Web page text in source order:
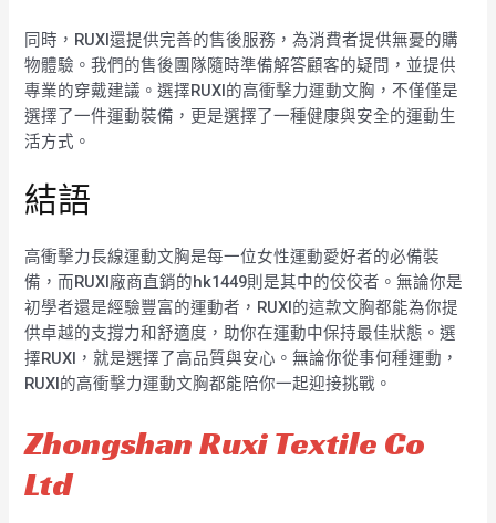
同時，RUXI還提供完善的售後服務，為消費者提供無憂的購
物體驗。我們的售後團隊隨時準備解答顧客的疑問，並提供
專業的穿戴建議。選擇RUXI的高衝擊力運動文胸，不僅僅是
選擇了一件運動裝備，更是選擇了一種健康與安全的運動生
活方式。
結語
高衝擊力長線運動文胸是每一位女性運動愛好者的必備裝
備，而RUXI廠商直銷的hk1449則是其中的佼佼者。無論你是
初學者還是經驗豐富的運動者，RUXI的這款文胸都能為你提
供卓越的支撐力和舒適度，助你在運動中保持最佳狀態。選
擇RUXI，就是選擇了高品質與安心。無論你從事何種運動，
RUXI的高衝擊力運動文胸都能陪你一起迎接挑戰。
Zhongshan Ruxi Textile Co
Ltd